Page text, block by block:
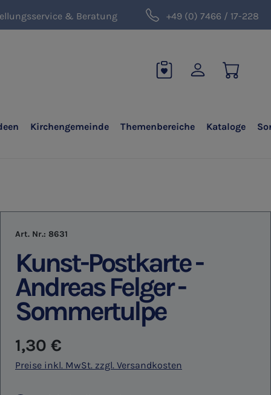
& Beratung +49 (0) 7466 / 17-228
Kirchengemeinde Themenbereiche Kataloge
Art. Nr.: 8631
Kunst-Postkarte -
Andreas Felger -
Sommertulpe
Regulärer Preis:
1,30 €
Preise inkl. MwSt. zzgl. Versandkosten